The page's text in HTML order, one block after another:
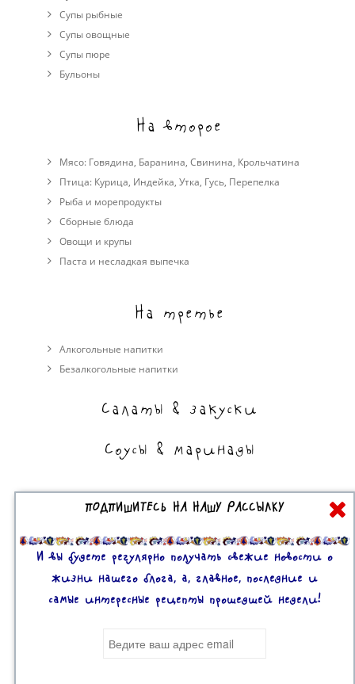
Супы рыбные
Супы овощные
Cупы пюре
Бульоны
На второе
Мясо: Говядина, Баранина, Свинина, Крольчатина
Птица: Курица, Индейка, Утка, Гусь, Перепелка
Рыба и морепродукты
Сборные блюда
Овощи и крупы
Паста и несладкая выпечка
На третье
Алкогольные напитки
Безалкогольные напитки
Салаты & закуски
Соусы & маринады
На сладкое
Торты, пирожные, выпечка
Десерты
ПОДПИШИТЕСЬ НА НАШУ РАССЫЛКУ
И вы будете регулярно получать свежие новости о
жизни нашего блога, а, главное, последние и
самые интересные рецепты прошедшей недели!